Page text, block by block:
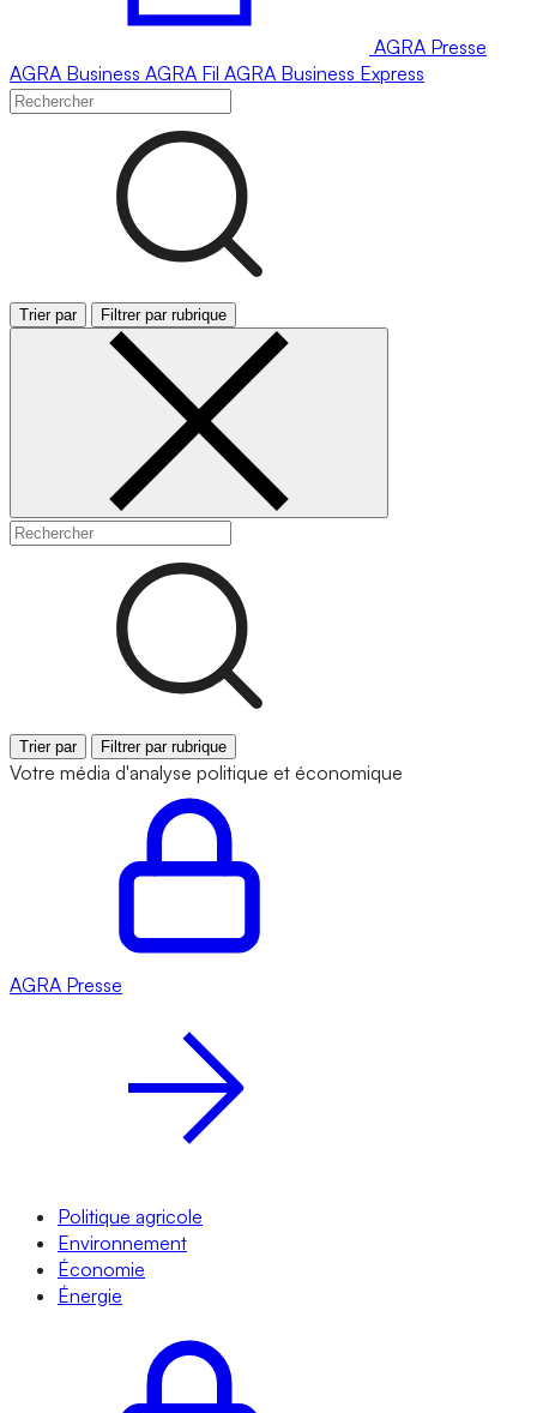
AGRA Presse
AGRA Business AGRA Fil AGRA Business Express
Trier par Filtrer par rubrique
Trier par Filtrer par rubrique
Votre média d'analyse politique et économique
AGRA Presse
Politique agricole
Environnement
Économie
Énergie